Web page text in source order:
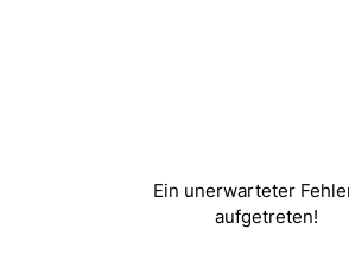
Ein unerwarteter
aufgetreten!